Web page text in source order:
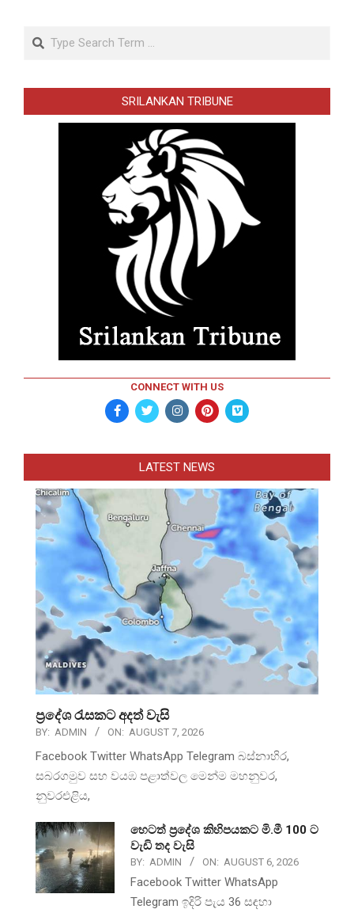
Search
SRILANKAN TRIBUNE
CONNECT WITH US
LATEST NEWS
ප්‍රදේශ රැසකට අදත් වැසි
BY: ADMIN ON: AUGUST 7, 2026
Facebook Twitter WhatsApp Telegram බස්නාහිර,
සබරගමුව සහ වයඹ පළාත්වල මෙන්ම මහනුවර,
නුවරඑළිය,
හෙටත් ප්‍රදේශ කිහිපයකට මි.මී 100 ට
වැඩි තද වැසි
BY: ADMIN ON: AUGUST 6, 2026
Facebook Twitter WhatsApp
Telegram ඉදිරි පැය 36 සඳහා